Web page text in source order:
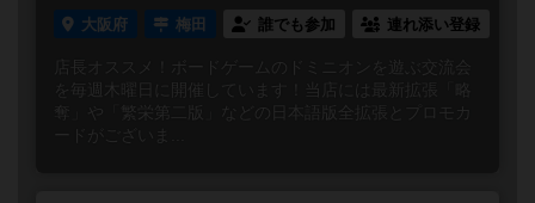
大阪府 梅田 誰でも参加 連れ添い登録
店長オススメ！ボードゲームのドミニオンを遊ぶ交流会
を毎週木曜日に開催しています！当店には最新拡張「略
奪」や「繁栄第二版」などの日本語版全拡張とプロモカ